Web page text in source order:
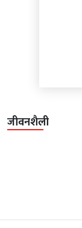
जीवनशैली